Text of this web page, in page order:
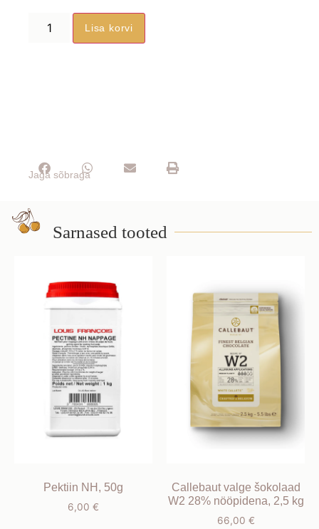
Lisa korvi
Jaga sõbraga
Sarnased tooted
Pektiin NH, 50g
6,00 €
Callebaut valge šokolaad
W2 28% nööpidena, 2,5 kg
66,00 €